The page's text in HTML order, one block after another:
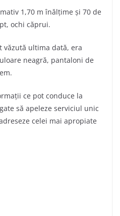
1,70 m înălțime și 70 de
ochi căprui.
văzută ultima dată, era
neagră, pantaloni de
ce pot conduce la
să apeleze serviciul unic
celei mai apropiate